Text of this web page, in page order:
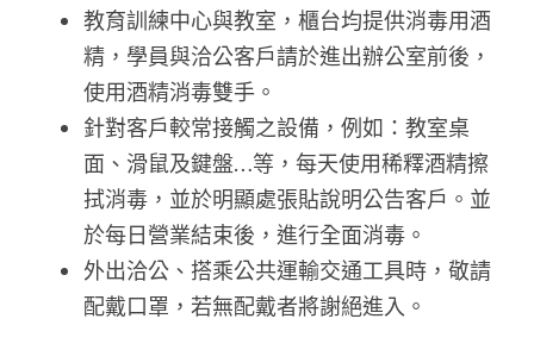
教育訓練中心與教室，櫃台均提供消毒用酒
精，學員與洽公客戶請於進出辦公室前後，
使用酒精消毒雙手。
針對客戶較常接觸之設備，例如：教室桌
面、滑鼠及鍵盤…等，每天使用稀釋酒精擦
拭消毒，並於明顯處張貼說明公告客戶。並
於每日營業結束後，進行全面消毒。
外出洽公、搭乘公共運輸交通工具時，敬請
配戴口罩，若無配戴者將謝絕進入。